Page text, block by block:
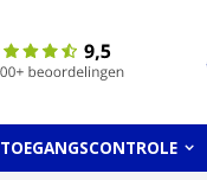
TOEGANGSCONTROLE